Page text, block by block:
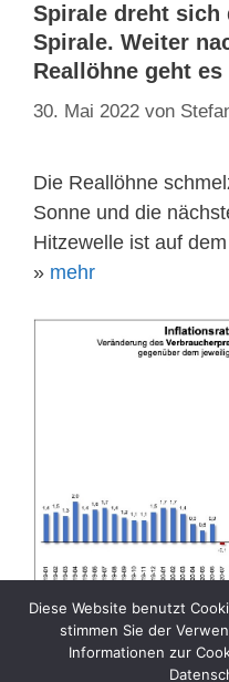
Spirale dreht sich
Spirale. Weiter
Reallöhne geht
30. Mai 2022 von
Die Reallöhne
Sonne und die
Hitzewelle ist auf
» mehr
Diese Website benutzt
stimmen Sie der
Informationen zur